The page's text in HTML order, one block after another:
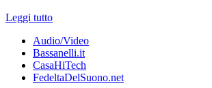
Leggi tutto
Audio/Video
Bassanelli.it
CasaHiTech
FedeltaDelSuono.net